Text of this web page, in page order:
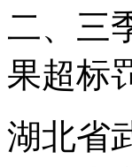
二、三
果超标
湖北省